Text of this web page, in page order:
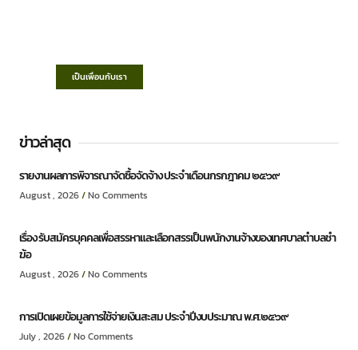
เป็นเพื่อนกับเรา
ข่าวล่าสุด
รายงานผลการพิจารณาจัดซื้อจัดจ้าง ประจำเดือนกรกฎาคม ๒๕๖๙
August , 2026 No Comments
เรื่อง รับสมัครบุคคลเพื่อสรรหาและเลือกสรรเป็นพนักงานจ้างของเทศบาลตำบลชำ
ฆ้อ
August , 2026 No Comments
การเปิดเผยข้อมูลการใช้จ่ายเงินสะสม ประจำปีงบประมาณ พ.ศ.๒๕๖๙
July , 2026 No Comments